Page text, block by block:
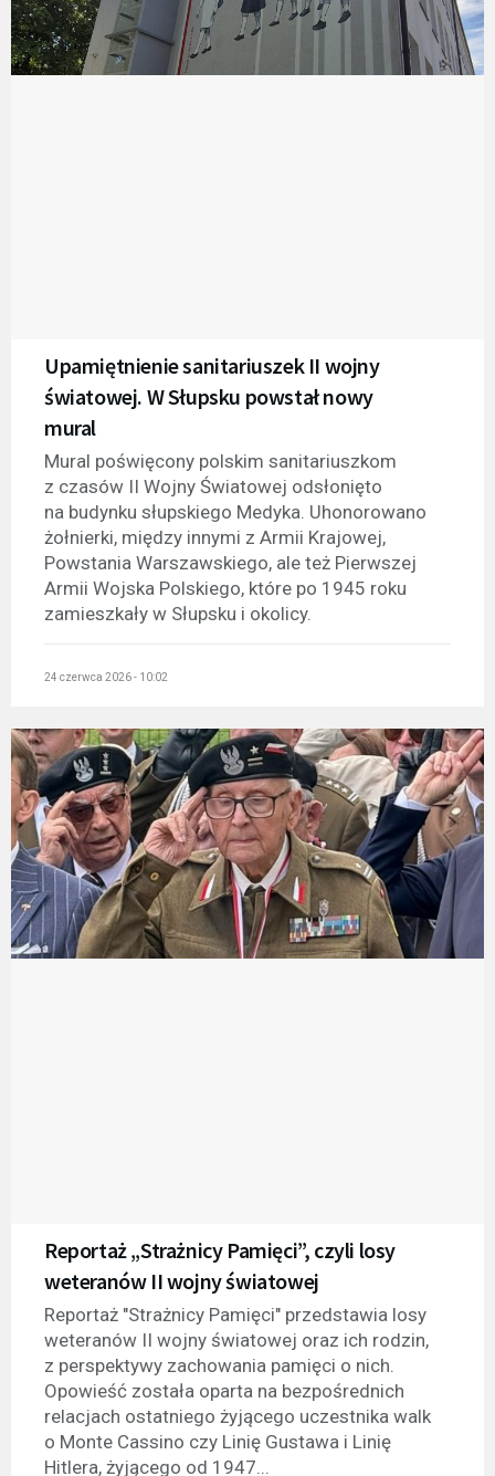
Upamiętnienie sanitariuszek II wojny
światowej. W Słupsku powstał nowy
mural
Mural poświęcony polskim sanitariuszkom
z czasów II Wojny Światowej odsłonięto
na budynku słupskiego Medyka. Uhonorowano
żołnierki, między innymi z Armii Krajowej,
Powstania Warszawskiego, ale też Pierwszej
Armii Wojska Polskiego, które po 1945 roku
zamieszkały w Słupsku i okolicy.
24 czerwca 2026 - 10:02
Reportaż „Strażnicy Pamięci”, czyli losy
weteranów II wojny światowej
Reportaż "Strażnicy Pamięci" przedstawia losy
weteranów II wojny światowej oraz ich rodzin,
z perspektywy zachowania pamięci o nich.
Opowieść została oparta na bezpośrednich
relacjach ostatniego żyjącego uczestnika walk
o Monte Cassino czy Linię Gustawa i Linię
Hitlera, żyjącego od 1947...